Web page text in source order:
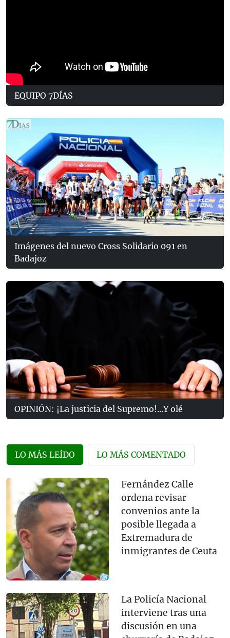
EQUIPO 7DÍAS
Imágenes del nuevo Cross Solidario 091 en
Badajoz
OPINIÓN: ¡La justicia del Supremo!...Y olé
LO MÁS LEÍDO LO MÁS COMENTADO
Fernández Calle
ordena revisar
convenios ante la
posible llegada a
Extremadura de
inmigrantes de Ceuta
La Policía Nacional
interviene tras una
discusión en una